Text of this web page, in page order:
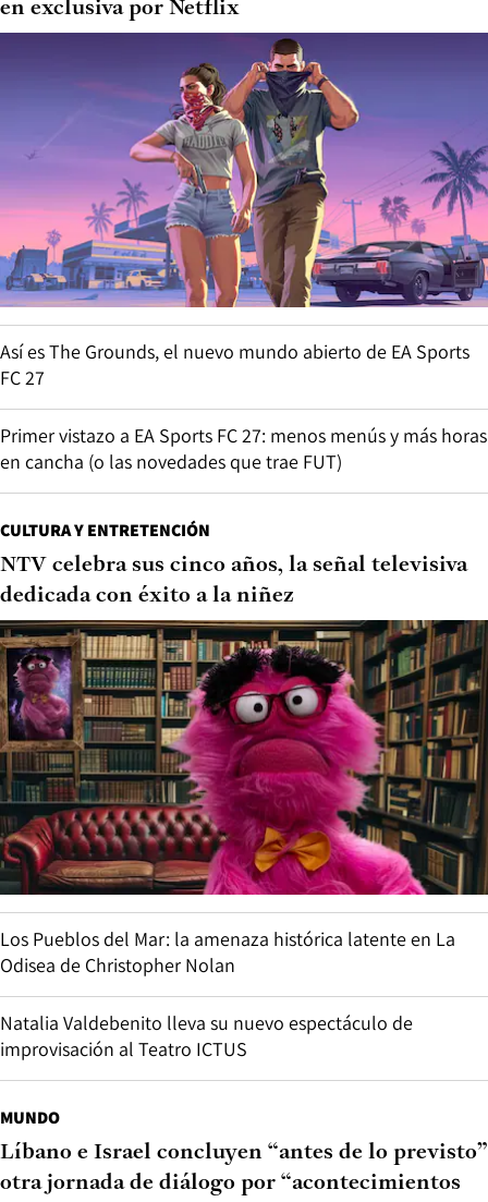
en exclusiva por Netflix
Así es The Grounds, el nuevo mundo abierto de EA Sports
FC 27
Primer vistazo a EA Sports FC 27: menos menús y más horas
en cancha (o las novedades que trae FUT)
CULTURA Y ENTRETENCIÓN
NTV celebra sus cinco años, la señal televisiva
dedicada con éxito a la niñez
Los Pueblos del Mar: la amenaza histórica latente en La
Odisea de Christopher Nolan
Natalia Valdebenito lleva su nuevo espectáculo de
improvisación al Teatro ICTUS
MUNDO
Líbano e Israel concluyen “antes de lo previsto”
otra jornada de diálogo por “acontecimientos